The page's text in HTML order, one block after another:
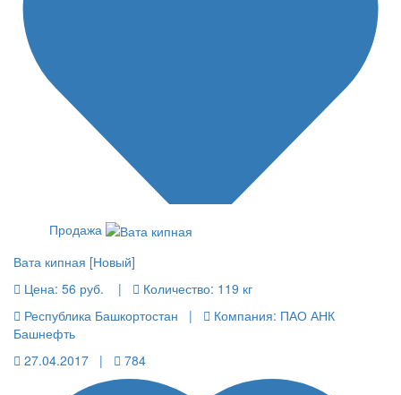
Продажа
Вата кипная [Новый]
Цена: 56 руб. | Количество: 119 кг
Республика Башкортостан |
Компания: ПАО АНК
Башнефть
27.04.2017 |
784